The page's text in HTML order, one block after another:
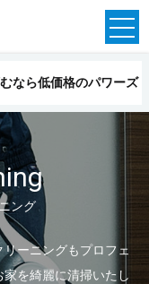
なら低価格のパワーズ
ング
ーニングもプロフェ
を綺麗に清掃いたし